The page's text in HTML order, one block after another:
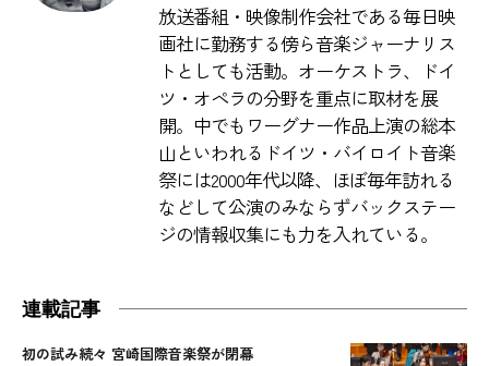
放送番組・映像制作会社である毎日映
画社に勤務する傍ら音楽ジャーナリス
トとしても活動。オーケストラ、ドイ
ツ・オペラの分野を重点に取材を展
開。中でもワーグナー作品上演の総本
山といわれるドイツ・バイロイト音楽
祭には2000年代以降、ほぼ毎年訪れる
などして公演のみならずバックステー
ジの情報収集にも力を入れている。
連載記事
初の試み続々 宮崎国際音楽祭が閉幕